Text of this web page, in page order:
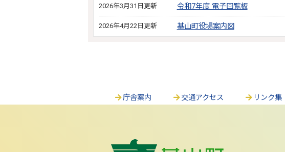
2026年3月31日更新 令和7年度 電子回覧板
2026年4月22日更新 基山町役場案内図
庁舎案内 交通アクセス リンク集